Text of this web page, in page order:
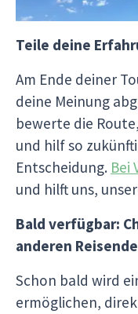
sie direkt über die
Teile deine
Am Ende deiner
deine Meinung
bewerte die
und hilf so
Entscheidung. Bei
und hilft uns,
Bald verfügbar:
anderen
Schon bald wird
ermöglichen,